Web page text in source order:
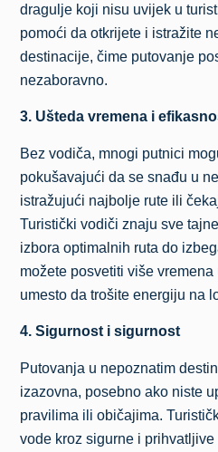
dragulje koji nisu uvijek u
pomoći da otkrijete i istražite
destinacije, čime putovanje
nezaboravno.
3. Ušteda vremena i
Bez vodiča, mnogi putnici
pokušavajući da se snađu u
istražujući najbolje rute ili
Turistički vodiči znaju sve
izbora optimalnih ruta do
možete posvetiti više
umesto da trošite energiju na
4. Sigurnost i sigurnost
Putovanja u nepoznatim
izazovna, posebno ako niste
pravilima ili običajima.
vode kroz sigurne i